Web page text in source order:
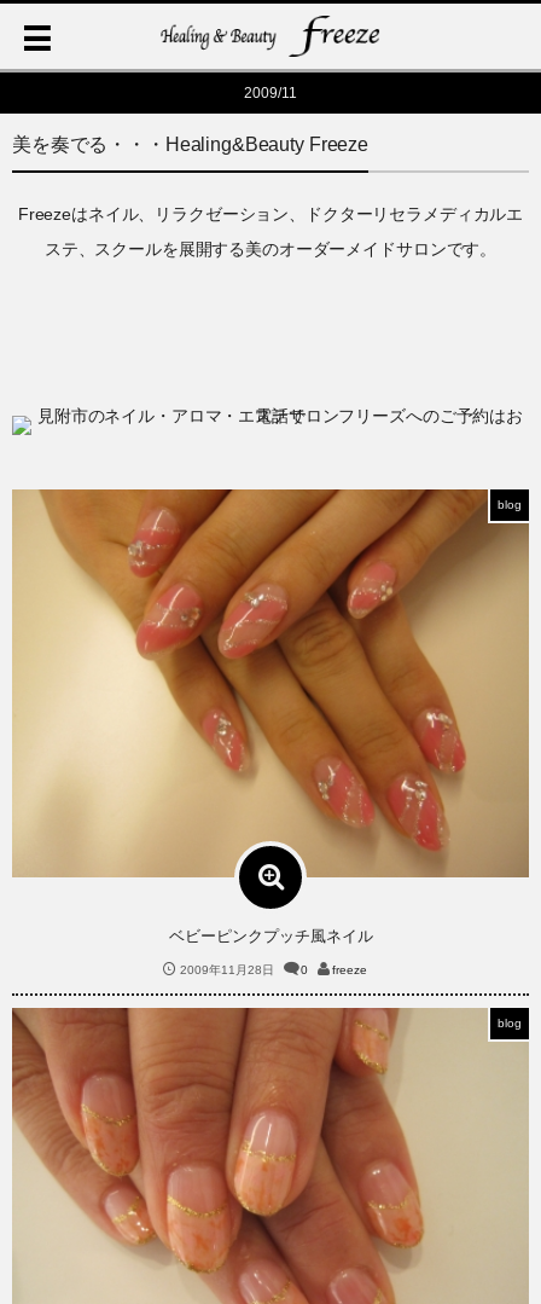
2009/11
美を奏でる・・・Healing&Beauty Freeze
Freezeはネイル、リラクゼーション、ドクターリセラメディカルエ
ステ、スクールを展開する美のオーダーメイドサロンです。
ベビーピンクプッチ風ネイル
2009年11月28日
blog
0 freeze
blog